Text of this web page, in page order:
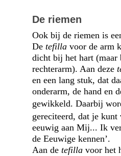
De riemen
Ook bij de riemen is
De tefillavoor de arm
dicht bij het hart (maar
rechterarm). Aan deze
en een lang stuk, dat
onderarm, de hand en
gewikkeld. Daarbij
gereciteerd, dat je
eeuwig aan Mij... Ik
de Eeuwige kennen’.
Aan de tefillavoor het